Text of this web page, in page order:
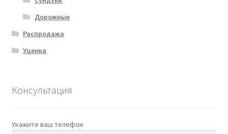
Дорожные
Распродажа
Уценка
Консультация
Укажите ваш телефон